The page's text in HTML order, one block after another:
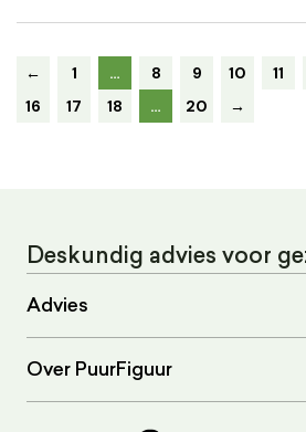
← 1 … 8 9 10 11
16
17 18 … 20 →
Deskundig advies voor
Advies
Over PuurFiguur